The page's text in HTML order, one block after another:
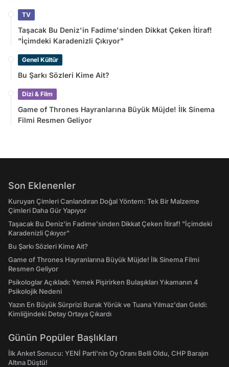
TV
Taşacak Bu Deniz'in Fadime'sinden Dikkat Çeken İtiraf!
"İçimdeki Karadenizli Çıkıyor"
Genel Kültür
Bu Şarkı Sözleri Kime Ait?
Dizi & Film
Game of Thrones Hayranlarına Büyük Müjde! İlk Sinema
Filmi Resmen Geliyor
Son Eklenenler
Kuruyan Çimleri Canlandıran Doğal Yöntem: Tek Bir Malzeme
Çimleri Daha Gür Yapıyor
Taşacak Bu Deniz'in Fadime'sinden Dikkat Çeken İtiraf! "İçimdeki
Karadenizli Çıkıyor"
Bu Şarkı Sözleri Kime Ait?
Game of Thrones Hayranlarına Büyük Müjde! İlk Sinema Filmi
Resmen Geliyor
Psikologlar Açıkladı: Yemek Pişirirken Bulaşıkları Yıkamanın 4
Psikolojik Nedeni
Yazın En Büyük Sürprizi Burak Yörük ve Tuana Yılmaz'dan Geldi:
Kimliğindeki Detay Ortaya Çıkardı
Günün Popüler Başlıkları
İlk Anket Sonucu: YENİ Parti'nin Oy Oranı Belli Oldu, CHP Barajın
Altına Düştü!